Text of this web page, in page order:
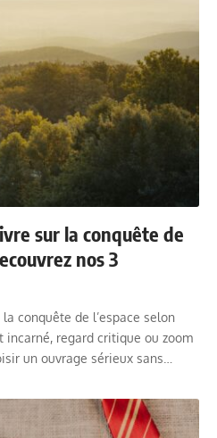
sur la conquête de
nos 3
conquête de l’espace selon
regard critique ou zoom
un ouvrage sérieux sans…